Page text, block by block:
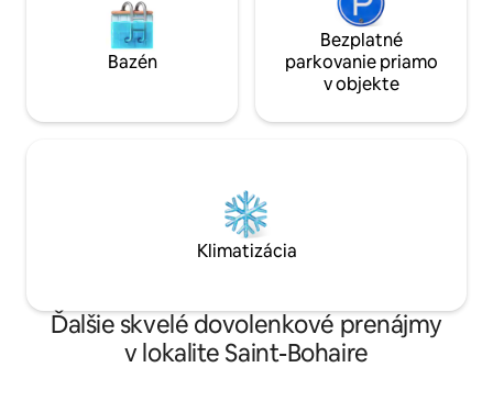
Bazén
Bezplatné
parkovanie priamo
v objekte
Klimatizácia
Ďalšie skvelé dovolenkové prenájmy
v lokalite Saint-Bohaire